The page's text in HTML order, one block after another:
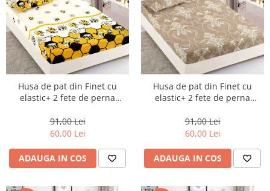
Husa de pat din Finet cu
elastic+ 2 fete de perna
91,00 Lei
60,00 Lei
ADAUGA IN COS
Husa de pat din Finet cu
elastic+ 2 fete de perna
91,00 Lei
60,00 Lei
ADAUGA IN COS